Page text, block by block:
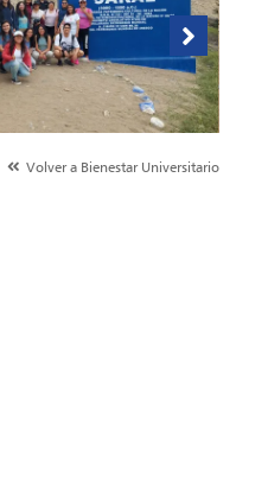
Volver a Bienestar Universitario